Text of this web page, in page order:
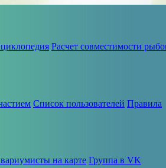
Расчет совместимости
Список пользователей Правила
на карте Группа в VK